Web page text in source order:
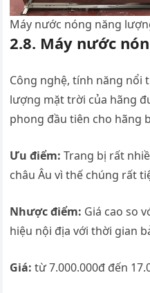
Máy nước nóng năng
2.8. Máy nước
Công nghệ, tính năng nổi
lượng mặt trời của hãng
phong đầu tiên cho hãng
Ưu điểm: Trang bị rất
châu Âu vì thế chúng rất
Nhược điểm: Giá cao so
hiệu nội địa với thời gian
Giá: từ 7.000.000đ đến